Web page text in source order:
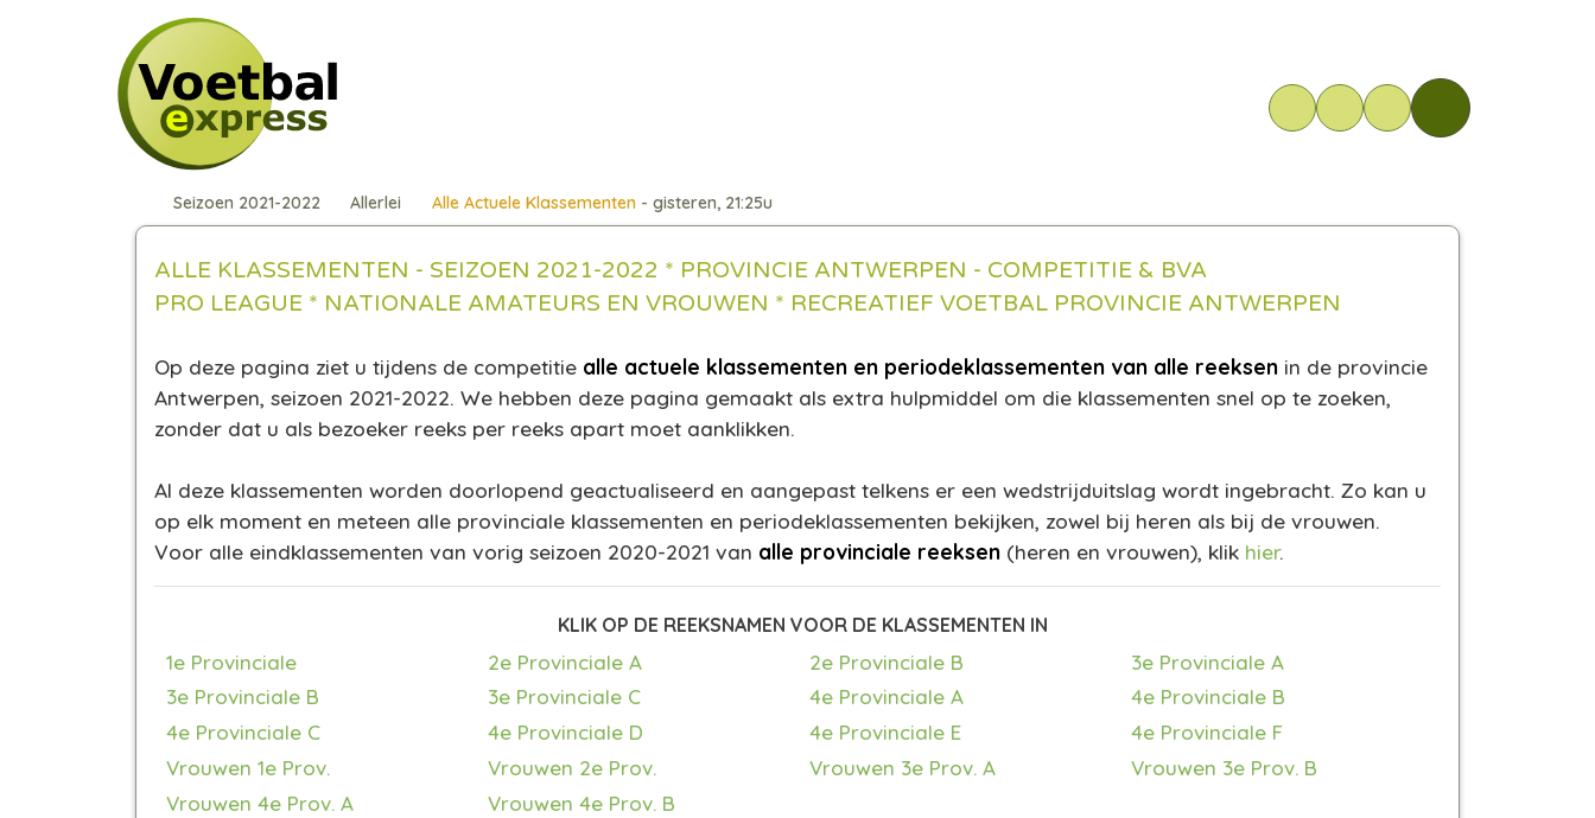
Seizoen 2021-2022 Allerlei Alle Actuele Klassementen- gisteren, 21:25u
ALLE KLASSEMENTEN - SEIZOEN 2021-2022 * PROVINCIE ANTWERPEN - COMPETITIE & BVA
PRO LEAGUE * NATIONALE AMATEURS EN VROUWEN * RECREATIEF VOETBAL PROVINCIE ANTWERPEN
Op deze pagina ziet u tijdens de competitie alle actuele klassementen en periodeklassementen van alle reeksen in de provincie
Antwerpen, seizoen 2021-2022. We hebben deze pagina gemaakt als extra hulpmiddel om die klassementen snel op te zoeken,
zonder dat u als bezoeker reeks per reeks apart moet aanklikken.
Al deze klassementen worden doorlopend geactualiseerd en aangepast telkens er een wedstrijduitslag wordt ingebracht. Zo kan u
op elk moment en meteen alle provinciale klassementen en periodeklassementen bekijken, zowel bij heren als bij de vrouwen.
Voor alle eindklassementen van vorig seizoen 2020-2021 van alle provinciale reeksen (heren en vrouwen), klik hier.
KLIK OP DE REEKSNAMEN VOOR DE KLASSEMENTEN IN
1e Provinciale 2e Provinciale A 2e Provinciale B
3e Provinciale A
3e Provinciale B
3e Provinciale C 4e Provinciale A
4e Provinciale B
4e Provinciale C
4e Provinciale D 4e Provinciale E
4e Provinciale F
Vrouwen 1e Prov.
Vrouwen 2e Prov. Vrouwen 3e Prov. A
Vrouwen 3e Prov. B
Vrouwen 4e Prov. A
Vrouwen 4e Prov. B